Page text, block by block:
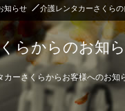
知らせ 介護レンタカーさくら
らからのお知
カーさくらからお客様へのお知